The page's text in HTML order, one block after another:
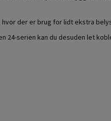
der er brug for lidt ekstra
24-serien kan du desuden let